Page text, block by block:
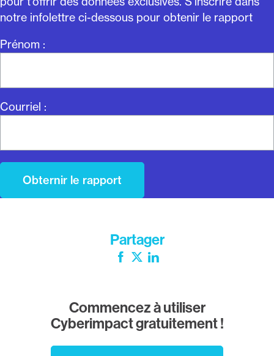
notre infolettre ci-dessous pour obtenir le rapport
Prénom :
Courriel :
Partager
Facebook
Twitter
Commencez à utiliser
Cyberimpact gratuitement !